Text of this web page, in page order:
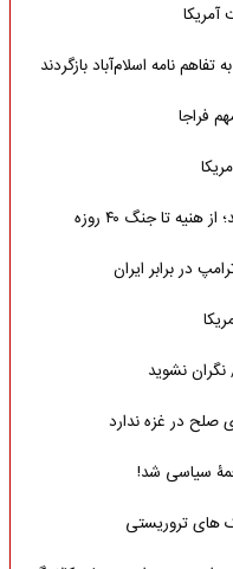
نامه اسلام‌آباد بازگردند
فراجا
تا جنگ ۴۰ روزه
در برابر ایران
نشوید
صلح در غزه ندارد
سیاسی شد!